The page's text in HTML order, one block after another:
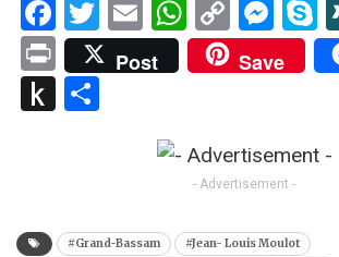
Facebook
Twitter
Email Copy
Link
PrintPost Save
Push
- Advertisement -
#Grand-Bassam
#Jean- Louis Moulot